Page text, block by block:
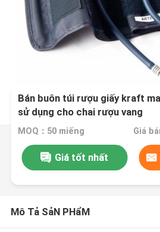
Bán buôn túi rượu giấy kraft
sử dụng cho chai rượu vang
MOQ：50 miếng
Giá tốt nhất
Mô Tả SảN PHẩM